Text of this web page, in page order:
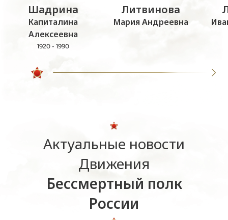
Шадрина
Капиталина
Алексеевна
1920 - 1990
Литвинова
Мария Андреевна
Актуальные новости
Движения
Бессмертный полк
России